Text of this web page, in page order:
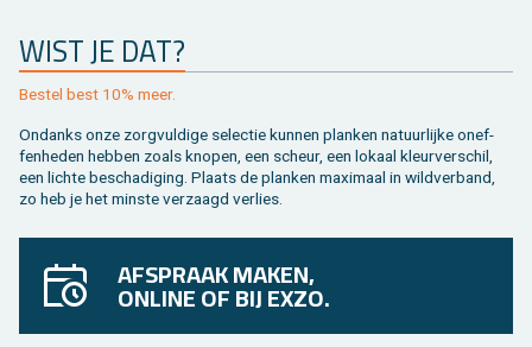
WIST JE DAT?
Be­stel best 10% meer.
On­danks onze zorg­vul­di­ge se­lec­tie kun­nen plan­ken na­tuur­lij­ke on­ef­
fen­he­den heb­ben zoals kno­pen, een scheur, een lo­kaal kleur­ver­schil,
een lich­te be­scha­di­ging. Plaats de plan­ken maxi­maal in wild­ver­band,
zo heb je het min­ste ver­zaagd ver­lies.
AFSPRAAK MAKEN,
ONLINE OF BIJ EXZO.